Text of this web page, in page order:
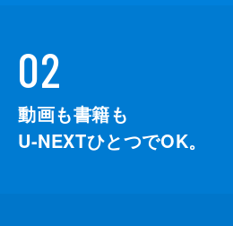
02
動画も書籍も
U-NEXTひとつでOK。